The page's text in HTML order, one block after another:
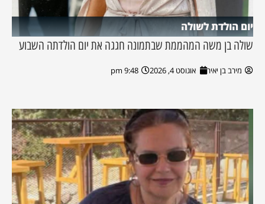
יום הולדת לשולה
שולה בן משה המהממת שבתמונה חגגה את יום הולדתה השבוע
מירב בן יאיר אוגוסט 4, 2026 9:48 pm